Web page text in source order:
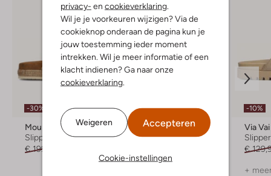
privacy- en cookieverklaring
Wil je je voorkeuren wijzigen? Via de
cookieknop onderaan de pagina kun je
jouw toestemming ieder moment
intrekken. Wil je meer informatie of een
klacht indienen? Ga naar onze
cookieverklaring
Weigeren Accepteren
Cookie-instellingen
-30%
Mou
Slippers
€ 199,99
-20%
Ayana
Slippers
-10%
Via Vai
€
+